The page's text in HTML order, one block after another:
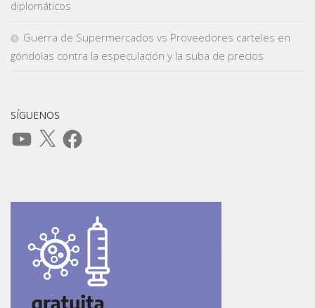
diplomáticos
Guerra de Supermercados vs Proveedores carteles en
góndolas contra la especulación y la suba de precios
SÍGUENOS
YouTube
X Facebook